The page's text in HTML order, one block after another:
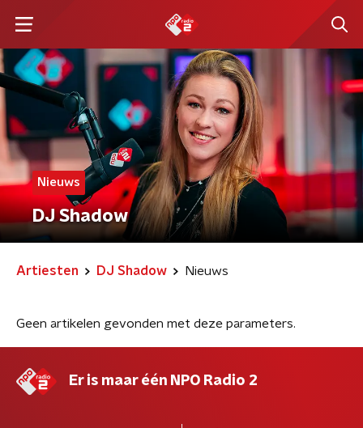
Nieuws
DJ Shadow
Artiesten DJ Shadow Nieuws
Geen artikelen gevonden met deze parameters.
Er is maar één NPO Radio 2